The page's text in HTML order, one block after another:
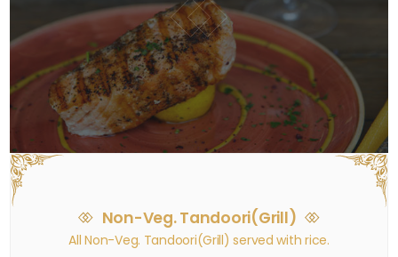
Non-Veg. Tandoori(Grill)
All Non-Veg. Tandoori(Grill) served with rice.